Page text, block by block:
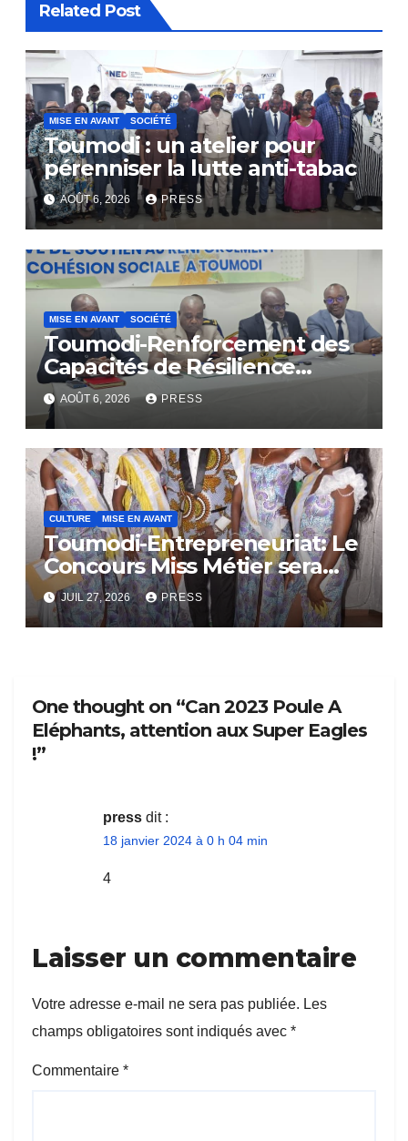
Related Post
MISE EN AVANT SOCIÉTÉ
Toumodi : un atelier pour
pérenniser la lutte anti-tabac
AOÛT 6, 2026 PRESS
MISE EN AVANT SOCIÉTÉ
Toumodi-Renforcement des
Capacités de Résilience
Communautaire
AOÛT 6, 2026 PRESS
CULTURE MISE EN AVANT
Toumodi-Entrepreneuriat: Le
Concours Miss Métier sera
bientôt lance.
JUIL 27, 2026 PRESS
One thought on “Can 2023 Poule A
Eléphants, attention aux Super Eagles
!”
press dit :
18 janvier 2024 à 0 h 04 min
4
Laisser un commentaire
Votre adresse e-mail ne sera pas publiée. Les
champs obligatoires sont indiqués avec *
Commentaire *